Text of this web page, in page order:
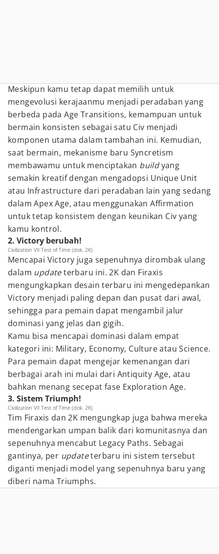
Meskipun kamu tetap dapat memilih untuk
mengevolusi kerajaanmu menjadi peradaban yang
berbeda pada Age Transitions, kemampuan untuk
bermain konsisten sebagai satu Civ menjadi
komponen utama dalam tambahan ini. Kemudian,
saat bermain, mekanisme baru Syncretism
membawamu untuk menciptakan buildyang
semakin kreatif dengan mengadopsi Unique Unit
atau Infrastructure dari peradaban lain yang sedang
dalam Apex Age, atau menggunakan Affirmation
untuk tetap konsistem dengan keunikan Civ yang
kamu kontrol.
2. Victory berubah!
Civilization VII Test of Time (dok. 2K)
Mencapai Victory juga sepenuhnya dirombak ulang
dalam updateterbaru ini. 2K dan Firaxis
mengungkapkan desain terbaru ini mengedepankan
Victory menjadi paling depan dan pusat dari awal,
sehingga para pemain dapat mengambil jalur
dominasi yang jelas dan gigih.
Kamu bisa mencapai dominasi dalam empat
kategori ini: Military, Economy, Culture atau Science.
Para pemain dapat mengejar kemenangan dari
berbagai arah ini mulai dari Antiquity Age, atau
bahkan menang secepat fase Exploration Age.
3. Sistem Triumph!
Civilization VII Test of Time (dok. 2K)
Tim Firaxis dan 2K mengungkap juga bahwa mereka
mendengarkan umpan balik dari komunitasnya dan
sepenuhnya mencabut Legacy Paths. Sebagai
gantinya, per updateterbaru ini sistem tersebut
diganti menjadi model yang sepenuhnya baru yang
diberi nama Triumphs.